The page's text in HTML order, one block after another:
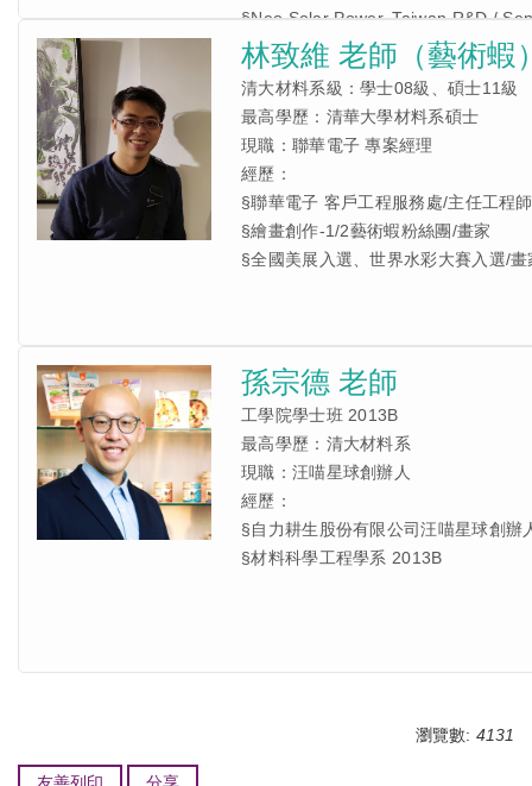
§Neo Solar Power, Taiwan R&D /
engineer
林致維 老師（藝術蝦
清大材料系級：學士08級、碩士11級
最高學歷：清華大學材料系碩士
現職：聯華電子 專案經理
經歷：
§聯華電子 客戶工程服務處/主任工程師
§繪畫創作-1/2藝術蝦粉絲團/畫家
§全國美展入選、世界水彩大賽入選/畫
孫宗德 老師
工學院學士班 2013B
最高學歷：清大材料系
現職：汪喵星球創辦人
經歷：
§自力耕生股份有限公司汪喵星球創辦
§材料科學工程學系 2013B
瀏覽數: 4131